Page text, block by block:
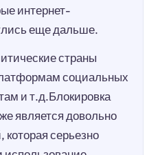
интернет-
еще дальше.
страны
социальных
и т.д.Блокировка
является довольно
которая серьезно